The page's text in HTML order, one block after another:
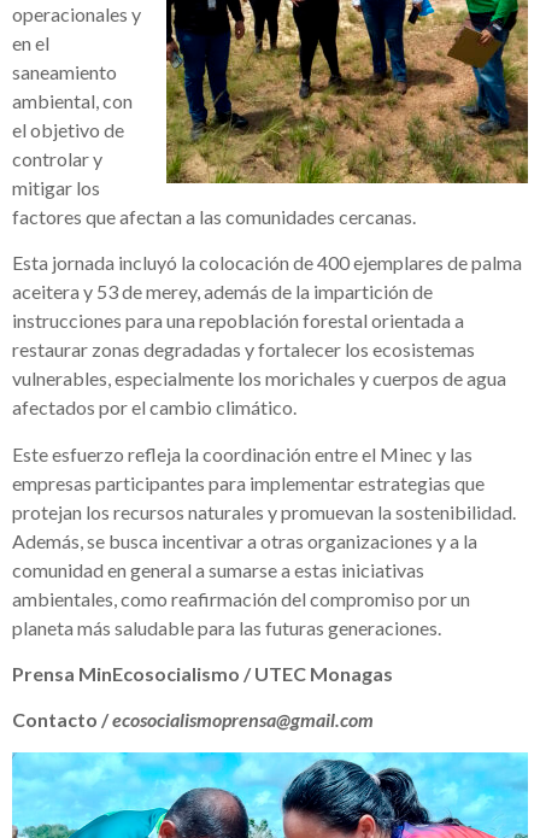
operacionales y
en el
saneamiento
ambiental, con
el objetivo de
controlar y
mitigar los
factores que afectan a las comunidades cercanas.
Esta jornada incluyó la colocación de 400 ejemplares de palma
aceitera y 53 de merey, además de la impartición de
instrucciones para una repoblación forestal orientada a
restaurar zonas degradadas y fortalecer los ecosistemas
vulnerables, especialmente los morichales y cuerpos de agua
afectados por el cambio climático.
Este esfuerzo refleja la coordinación entre el Minec y las
empresas participantes para implementar estrategias que
protejan los recursos naturales y promuevan la sostenibilidad.
Además, se busca incentivar a otras organizaciones y a la
comunidad en general a sumarse a estas iniciativas
ambientales, como reafirmación del compromiso por un
planeta más saludable para las futuras generaciones.
Prensa MinEcosocialismo / UTEC Monagas
Contacto /ecosocialismoprensa@gmail.com